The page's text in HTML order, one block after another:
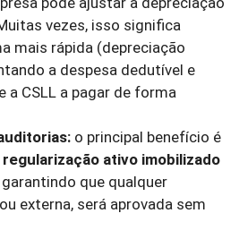
vezes, isso significa
mais rápida (depreciação
a despesa dedutível e
a CSLL a pagar de forma
o principal benefício é
regularização ativo imobilizado
que qualquer
externa, será aprovada sem